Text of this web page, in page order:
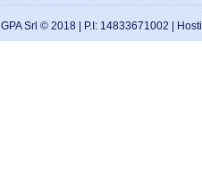
GPA Srl © 2018 | P.I: 14833671002 |